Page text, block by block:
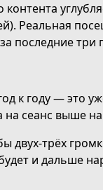
Реальная
последние
к году —
на сеанс выше
двух-трёх
и дальше